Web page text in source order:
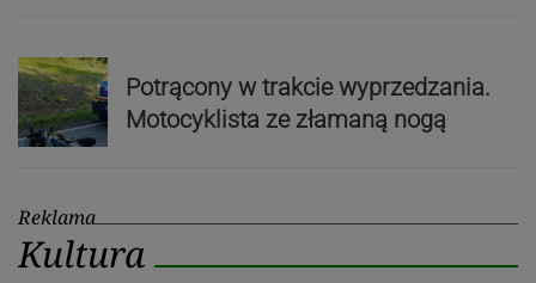
Potrącony w trakcie wyprzedzania.
Motocyklista ze złamaną nogą
Reklama
Kultura